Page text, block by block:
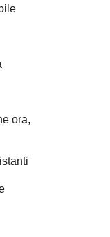
ora,